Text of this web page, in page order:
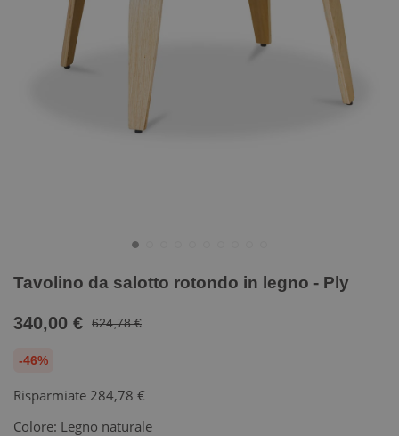
Tavolino da salotto rotondo in legno - Ply
340,00 € 624,78 €
-46%
Risparmiate 284,78 €
Colore: Legno naturale